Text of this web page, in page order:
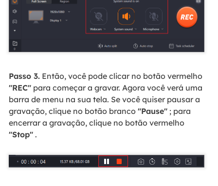
Passo 3.Então, você pode clicar no botão vermelho
"REC"para começar a gravar. Agora você verá uma
barra de menu na sua tela. Se você quiser pausar a
gravação, clique no botão branco "Pause"; para
encerrar a gravação, clique no botão vermelho
"Stop".